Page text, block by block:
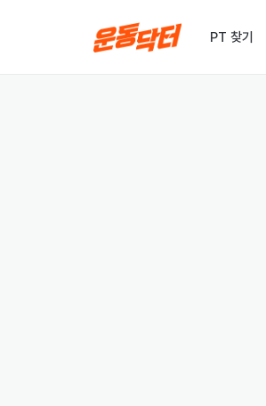
PT 찾기